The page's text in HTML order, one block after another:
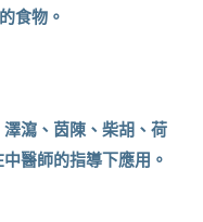
食物。
瀉、茵陳、柴胡、荷
醫師的指導下應用。